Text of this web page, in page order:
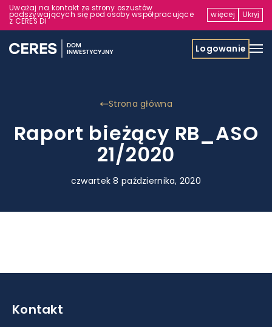
Uważaj na kontakt ze strony oszustów
podszywających się pod osoby współpracujące
z CERES DI
więcej Ukryj
Logowanie
Strona główna
Raport bieżący RB_ASO
21/2020
czwartek 8 października, 2020
Kontakt